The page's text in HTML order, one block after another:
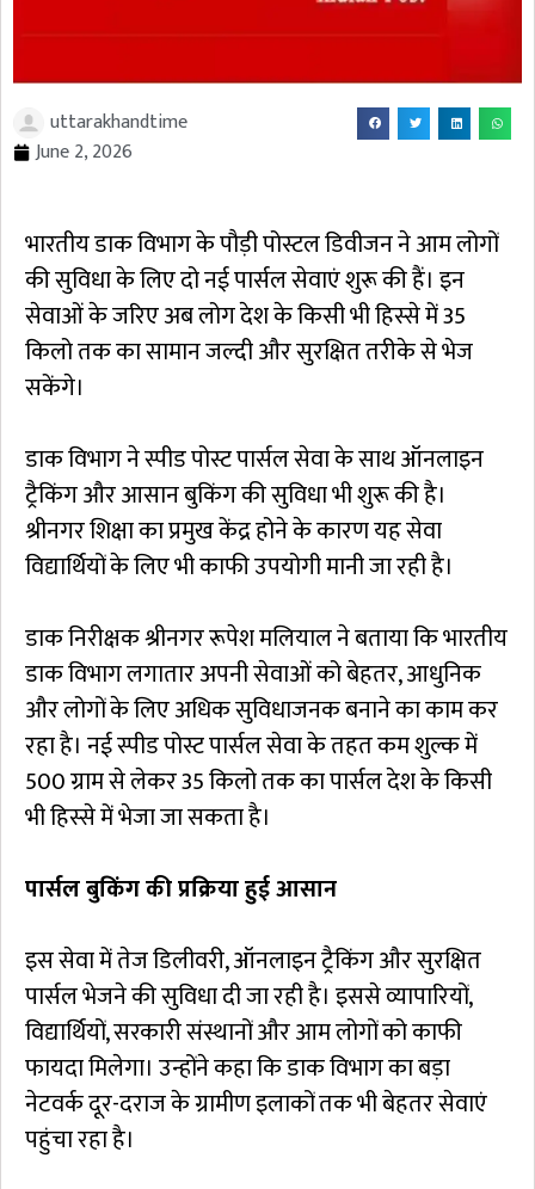
uttarakhandtime
June 2, 2026
भारतीय डाक विभाग के पौड़ी पोस्टल डिवीजन ने आम लोगों
की सुविधा के लिए दो नई पार्सल सेवाएं शुरू की हैं। इन
सेवाओं के जरिए अब लोग देश के किसी भी हिस्से में 35
किलो तक का सामान जल्दी और सुरक्षित तरीके से भेज
सकेंगे।
डाक विभाग ने स्पीड पोस्ट पार्सल सेवा के साथ ऑनलाइन
ट्रैकिंग और आसान बुकिंग की सुविधा भी शुरू की है।
श्रीनगर शिक्षा का प्रमुख केंद्र होने के कारण यह सेवा
विद्यार्थियों के लिए भी काफी उपयोगी मानी जा रही है।
डाक निरीक्षक श्रीनगर रूपेश मलियाल ने बताया कि भारतीय
डाक विभाग लगातार अपनी सेवाओं को बेहतर, आधुनिक
और लोगों के लिए अधिक सुविधाजनक बनाने का काम कर
रहा है। नई स्पीड पोस्ट पार्सल सेवा के तहत कम शुल्क में
500 ग्राम से लेकर 35 किलो तक का पार्सल देश के किसी
भी हिस्से में भेजा जा सकता है।
पार्सल बुकिंग की प्रक्रिया हुई आसान
इस सेवा में तेज डिलीवरी, ऑनलाइन ट्रैकिंग और सुरक्षित
पार्सल भेजने की सुविधा दी जा रही है। इससे व्यापारियों,
विद्यार्थियों, सरकारी संस्थानों और आम लोगों को काफी
फायदा मिलेगा। उन्होंने कहा कि डाक विभाग का बड़ा
नेटवर्क दूर-दराज के ग्रामीण इलाकों तक भी बेहतर सेवाएं
पहुंचा रहा है।